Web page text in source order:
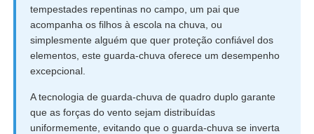
tempestades repentinas no campo, um pai que
acompanha os filhos à escola na chuva, ou
simplesmente alguém que quer proteção confiável dos
elementos, este guarda-chuva oferece um desempenho
excepcional.
A tecnologia de guarda-chuva de quadro duplo garante
que as forças do vento sejam distribuídas
uniformemente, evitando que o guarda-chuva se inverta